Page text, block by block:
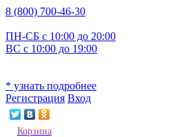
8 (800) 700-46-30
ПН-СБ с 10:00 до 20:00
ВС с 10:00 до 19:00
* узнать подробнее
Регистрация Вход
Корзина